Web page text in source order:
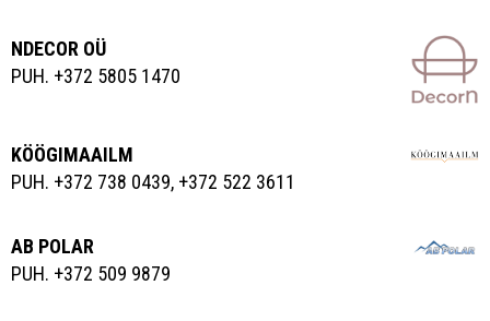
NDECOR OÜ
PUH. +372 5805 1470
KÖÖGIMAAILM
PUH. +372 738 0439, +372 522 3611
AB POLAR
PUH. +372 509 9879